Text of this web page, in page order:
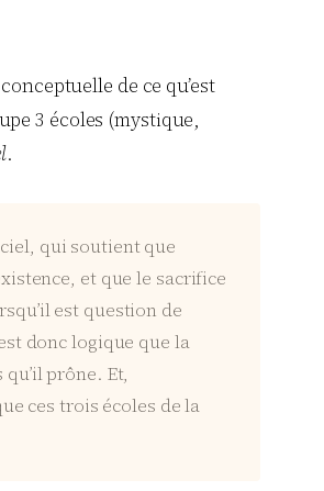
de ce qu’est
3 écoles (mystique,
.
qui soutient que
et que le sacrifice
est question de
donc logique que la
prône. Et,
ces trois écoles de la